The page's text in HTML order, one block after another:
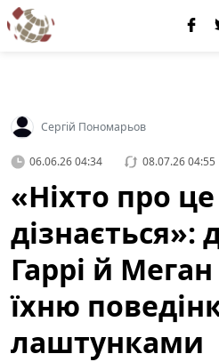
Сергій Пономарьов
06.06.26 04:34 08.07.26 04:55
«Ніхто про
дізнається»:
Гаррі й
їхню
лаштунками